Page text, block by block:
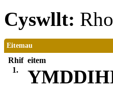
Cyswllt:
Eitemau
Rhif eitem
1.